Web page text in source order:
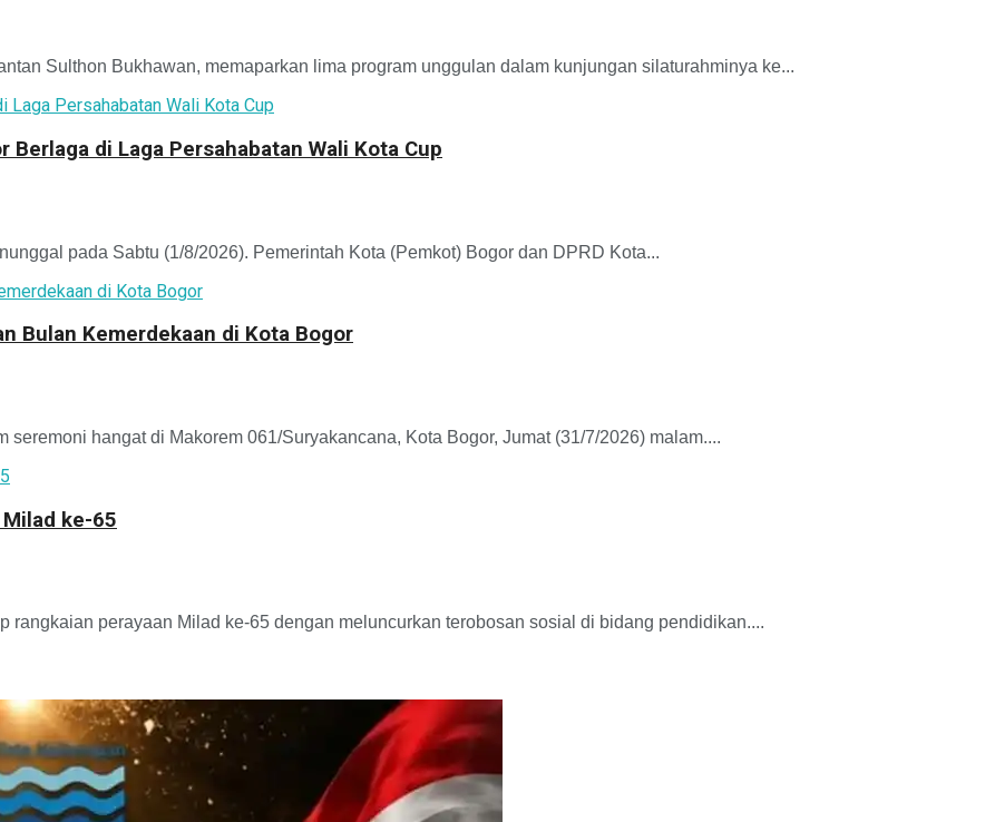
Sulthon Bukhawan, memaparkan lima program unggulan dalam kunjungan silaturahminya ke...
Berlaga di Laga Persahabatan Wali Kota Cup
pada Sabtu (1/8/2026). Pemerintah Kota (Pemkot) Bogor dan DPRD Kota...
Bulan Kemerdekaan di Kota Bogor
hangat di Makorem 061/Suryakancana, Kota Bogor, Jumat (31/7/2026) malam....
ke-65
perayaan Milad ke-65 dengan meluncurkan terobosan sosial di bidang pendidikan....